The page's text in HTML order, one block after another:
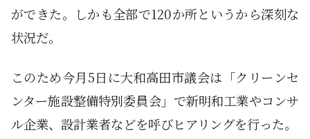
ができた。しかも全部で120か所というから深刻な
状況だ。
このため今月5日に大和高田市議会は「クリーンセ
ンター施設整備特別委員会」で新明和工業やコンサ
ル企業、設計業者などを呼びヒアリングを行った。